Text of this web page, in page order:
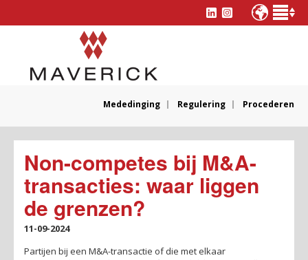
Mededinging Regulering Procederen
Non-competes bij M&A-
transacties: waar liggen
de grenzen?
11-09-2024
Partijen bij een M&A-transactie of die met elkaar